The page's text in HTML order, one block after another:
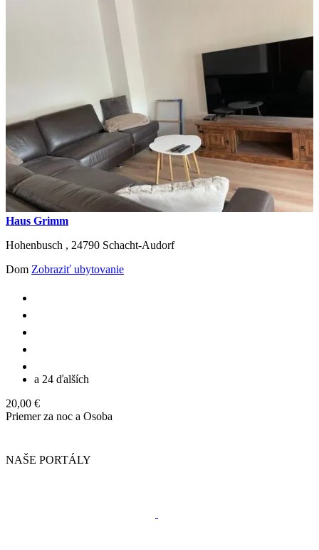
Haus Grimm
Hohenbusch , 24790 Schacht-Audorf
Dom Zobraziť ubytovanie
a 24 ďalších
20,00 €
Priemer za noc a Osoba
NAŠE PORTÁLY